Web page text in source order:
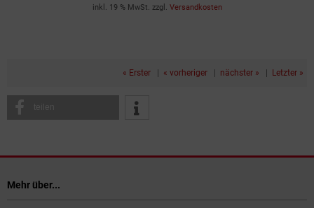
inkl. 19 % MwSt. zzgl. Versandkosten
« Erster | « vorheriger | nächster » | Letzter »
teilen
Mehr über...